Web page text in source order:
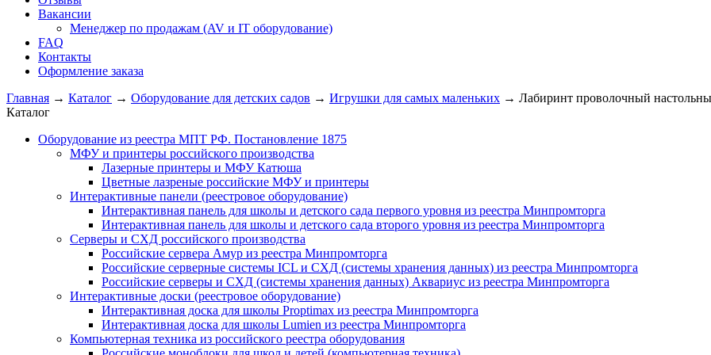
Вакансии
Менеджер по продажам (AV и IT оборудование)
FAQ
Контакты
Оформление заказа
Главная → Каталог → Оборудование для детских садов → Игрушки для самых маленьких → Лабиринт проволочный
Каталог
Оборудование из реестра МПТ РФ. Постановление 1875
МФУ и принтеры российского производства
Лазерные принтеры и МФУ Катюша
Цветные лазреные российские МФУ и принтеры
Интерактивные панели (реестровое оборудование)
Интерактивная панель для школы и детского сада первого уровня из реестра Минпромторга
Интерактивная панель для школы и детского сада второго уровня из реестра Минпромторга
Серверы и СХД российского производства
Российские сервера Амур из реестра Минпромторга
Российские серверные системы ICL и СХД (системы хранения данных) из реестра Минпромторга
Российские серверы и СХД (системы хранения данных) Аквариус из реестра Минпромторга
Интерактивные доски (реестровое оборудование)
Интерактивная доска для школы Proptimax из реестра Минпромторга
Интерактивная доска для школы Lumien из реестра Минпромторга
Компьютерная техника из российского реестра оборудования